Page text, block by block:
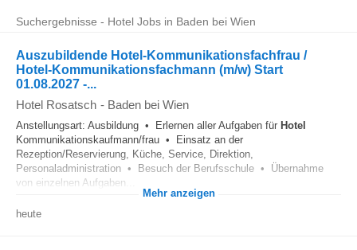
Suchergebnisse - Hotel Jobs in Baden bei Wien
Auszubildende Hotel-Kommunikationsfachfrau /
Hotel-Kommunikationsfachmann (m/w) Start
01.08.2027 -...
Hotel Rosatsch - Baden bei Wien
Anstellungsart: Ausbildung • Erlernen aller Aufgaben für Hotel
Kommunikationskaufmann/frau • Einsatz an der
Rezeption/Reservierung, Küche, Service, Direktion,
Personaladministration • Besuch der Berufsschule • Übernahme
von einzelnen Aufgaben...
Mehr anzeigen
heute